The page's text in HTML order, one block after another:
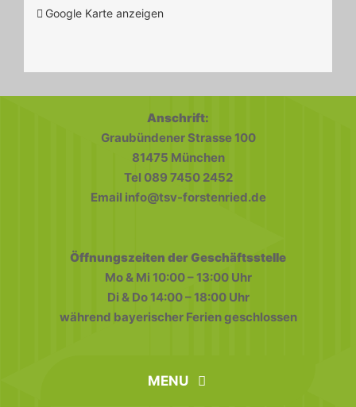
Google Karte anzeigen
Anschrift:
Graubündener Strasse 100
81475 München
Tel 089 7450 2452
Email info@tsv-forstenried.de
Öffnungszeiten der Geschäftsstelle
Mo & Mi 10:00 – 13:00 Uhr
Di & Do 14:00 – 18:00 Uhr
während bayerischer Ferien geschlossen
MENU